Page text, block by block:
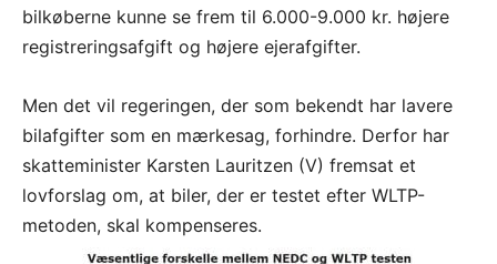
bilkøberne kunne se frem til 6.000-9.000 kr. højere
registreringsafgift og højere ejerafgifter.
Men det vil regeringen, der som bekendt har lavere
bilafgifter som en mærkesag, forhindre. Derfor har
skatteminister Karsten Lauritzen (V) fremsat et
lovforslag om, at biler, der er testet efter WLTP-
metoden, skal kompenseres.